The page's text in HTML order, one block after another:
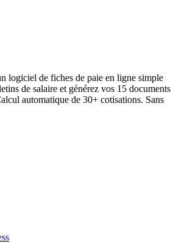
logiciel de fiches de paie en ligne simple
de salaire et générez vos 15 documents
automatique de 30+ cotisations. Sans